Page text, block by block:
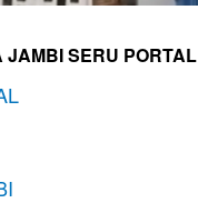
SERU PORTAL